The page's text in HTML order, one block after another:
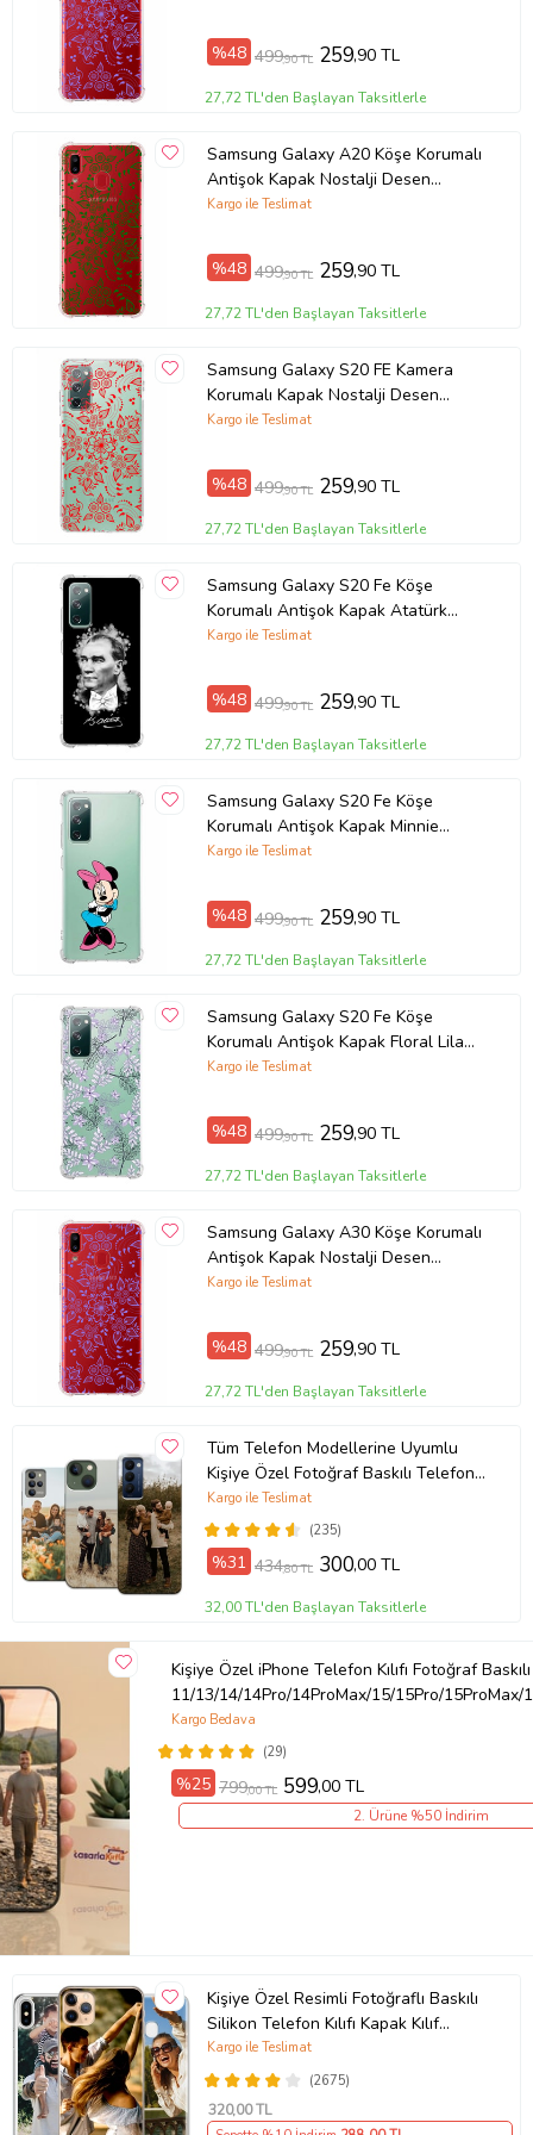
Ürün Kodu:kcm63279919
%48 499,90 TL 259,90 TL
27,72 TL'den Başlayan Taksitlerle
Samsung Galaxy A20 Köşe Korumalı
Antişok Kapak Nostalji Desen
Kargo ile Teslimat
%48 499,90 TL 259,90 TL
27,72 TL'den Başlayan Taksitlerle
Samsung Galaxy S20 FE Kamera
Korumalı Kapak Nostalji Desen
Kargo ile Teslimat
%48 499,90 TL 259,90 TL
27,72 TL'den Başlayan Taksitlerle
Samsung Galaxy S20 Fe Köşe
Korumalı Antişok Kapak Atatürk
Tasarımlı Şeffaf Silikon Kılıf
Kargo ile Teslimat
%48 499,90 TL 259,90 TL
27,72 TL'den Başlayan Taksitlerle
Samsung Galaxy S20 Fe Köşe
Korumalı Antişok Kapak Minnie
Kargo ile Teslimat
%48 499,90 TL 259,90 TL
27,72 TL'den Başlayan Taksitlerle
Samsung Galaxy S20 Fe Köşe
Korumalı Antişok Kapak Floral Lila
Kargo ile Teslimat
%48 499,90 TL 259,90 TL
27,72 TL'den Başlayan Taksitlerle
Samsung Galaxy A30 Köşe Korumalı
Antişok Kapak Nostalji Desen
Tasarımlı Şeffaf Kılıf
Kargo ile Teslimat
%48 499,90 TL 259,90 TL
27,72 TL'den Başlayan Taksitlerle
Tüm Telefon Modellerine Uyumlu
Kişiye Özel Fotoğraf Baskılı Telefon
Kılıfı
(235)
Kargo ile Teslimat
%31 434,80 TL 300,00 TL
32,00 TL'den Başlayan Taksitlerle
Kişiye Özel iPhone Telefon Kılıfı Fotoğraf Baskılı
11/13/14/14Pro/14ProMax/15/15Pro/
(29)
Kargo Bedava
%25 799,00 TL 599,00 TL
2. Ürüne %50 İndirim
Kişiye Özel Resimli Fotoğraflı Baskılı
Silikon Telefon Kılıfı Kapak Kılıf
(Telefon Modelleri Açıklamada)
(2675)
Kargo ile Teslimat
320,00 TL